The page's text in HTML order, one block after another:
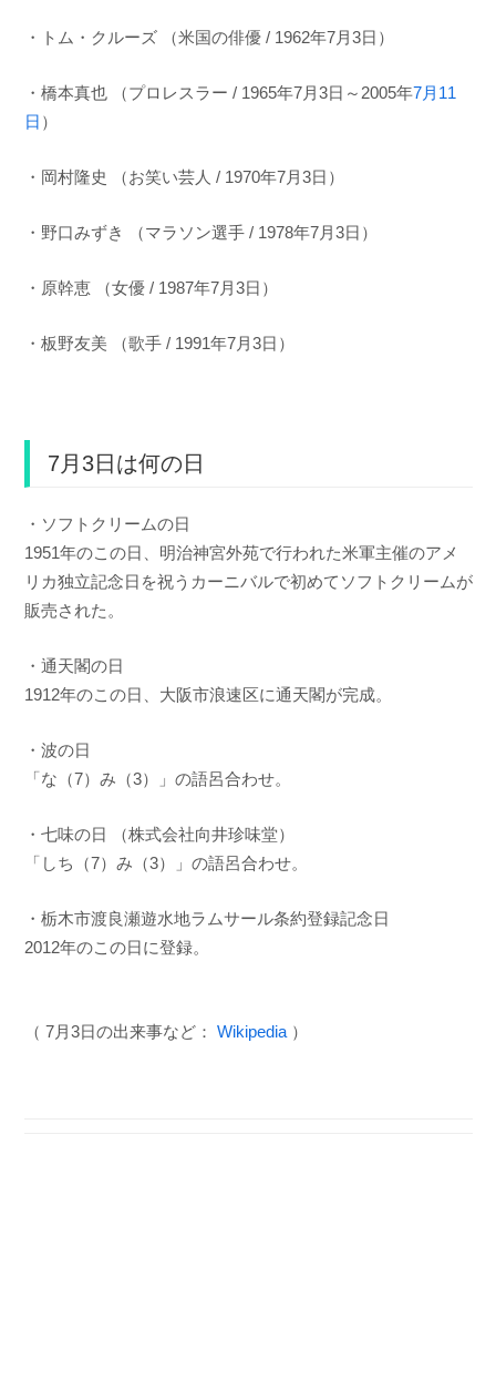
・トム・クルーズ （米国の俳優 / 1962年7月3日）
・橋本真也 （プロレスラー / 1965年7月3日～2005年7月11
日 ）
・岡村隆史 （お笑い芸人 / 1970年7月3日）
・野口みずき （マラソン選手 / 1978年7月3日）
・原幹恵 （女優 / 1987年7月3日）
・板野友美 （歌手 / 1991年7月3日）
7月3日は何の日
・ソフトクリームの日
1951年のこの日、明治神宮外苑で行われた米軍主催のアメ
リカ独立記念日を祝うカーニバルで初めてソフトクリームが
販売された。
・通天閣の日
1912年のこの日、大阪市浪速区に通天閣が完成。
・波の日
「な（7）み（3）」の語呂合わせ。
・七味の日 （株式会社向井珍味堂）
「しち（7）み（3）」の語呂合わせ。
・栃木市渡良瀬遊水地ラムサール条約登録記念日
2012年のこの日に登録。
（ 7月3日の出来事など： Wikipedia ）